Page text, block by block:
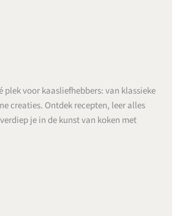
plek voor kaasliefhebbers: van klassieke
creaties. Ontdek recepten, leer alles
je in de kunst van koken met